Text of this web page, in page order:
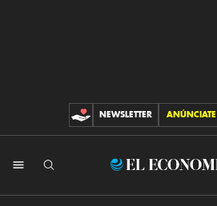
CONTRIBUCIONES
NEWSLETTER ANÚNCIATE
El